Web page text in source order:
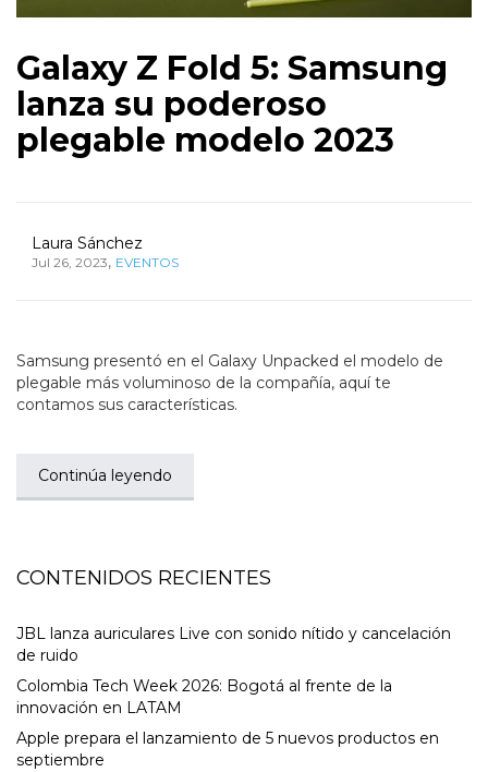
Galaxy Z Fold 5: Samsung
lanza su poderoso
plegable modelo 2023
Laura Sánchez
Jul 26, 2023, EVENTOS
Samsung presentó en el Galaxy Unpacked el modelo de
plegable más voluminoso de la compañía, aquí te
contamos sus características.
Continúa leyendo
CONTENIDOS RECIENTES
JBL lanza auriculares Live con sonido nítido y cancelación
de ruido
Colombia Tech Week 2026: Bogotá al frente de la
innovación en LATAM
Apple prepara el lanzamiento de 5 nuevos productos en
septiembre